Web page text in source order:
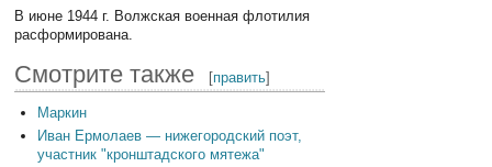
В июне 1944 г. Волжская военная флотилия
расформирована.
Смотрите также [править]
Маркин
Иван Ермолаев — нижегородский поэт,
участник "кронштадского мятежа"